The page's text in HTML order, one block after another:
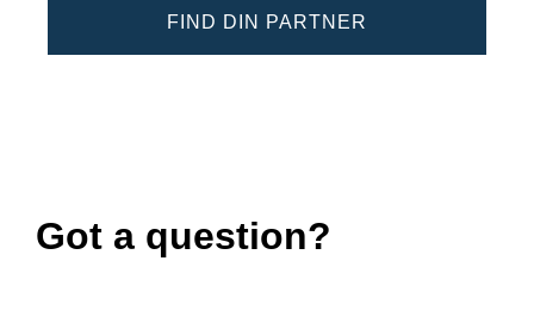
FIND DIN PARTNER
Got a question?